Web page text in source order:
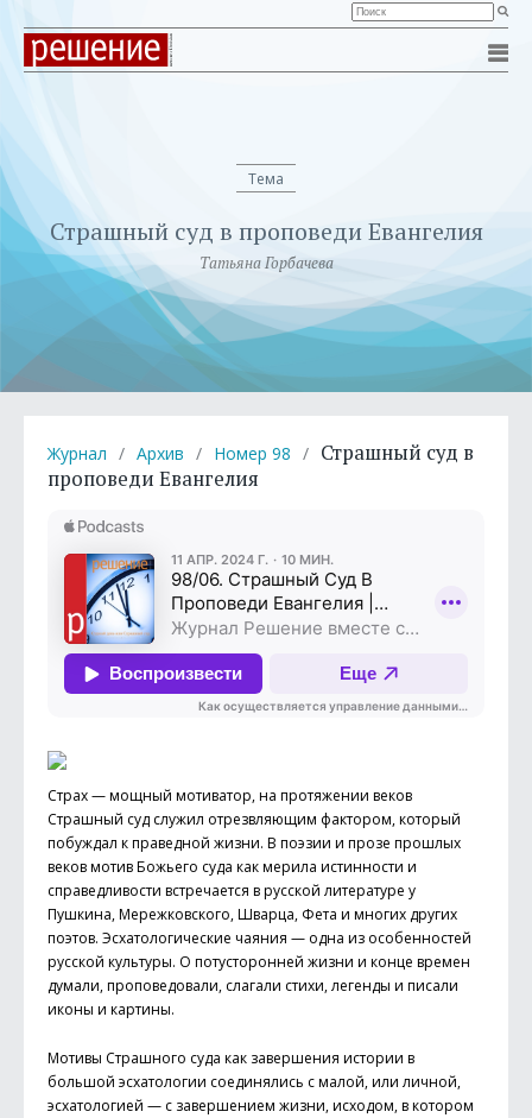
Тема
Страшный суд в проповеди Евангелия
Татьяна Горбачева
Журнал / Архив / Номер 98 / Страшный суд в
проповеди Евангелия
Страх — мощный мотиватор, на протяжении веков
Страшный суд служил отрезвляющим фактором, который
побуждал к праведной жизни. В поэзии и прозе прошлых
веков мотив Божьего суда как мерила истинности и
справедливости встречается в русской литературе у
Пушкина, Мережковского, Шварца, Фета и многих других
поэтов. Эсхатологические чаяния — одна из особенностей
русской культуры. О потусторонней жизни и конце времен
думали, проповедовали, слагали стихи, легенды и писали
иконы и картины.
Мотивы Страшного суда как завершения истории в
большой эсхатологии соединялись с малой, или личной,
эсхатологией — с завершением жизни, исходом, в котором